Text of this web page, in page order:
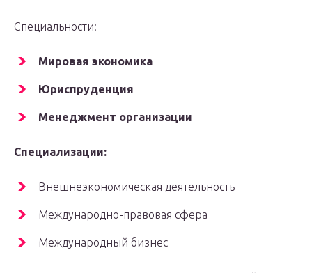
Специальности:
Мировая экономика
Юриспруденция
Менеджмент организации
Специализации:
Внешнеэкономическая деятельность
Международно-правовая сфера
Международный бизнес